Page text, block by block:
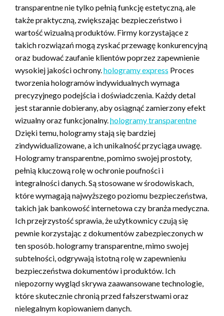
transparentne nie tylko pełnią funkcję estetyczną, ale
także praktyczną, zwiększając bezpieczeństwo i
wartość wizualną produktów. Firmy korzystające z
takich rozwiązań mogą zyskać przewagę konkurencyjną
oraz budować zaufanie klientów poprzez zapewnienie
wysokiej jakości ochrony. hologramy express Proces
tworzenia hologramów indywidualnych wymaga
precyzyjnego podejścia i doświadczenia. Każdy detal
jest starannie dobierany, aby osiągnąć zamierzony efekt
wizualny oraz funkcjonalny. hologramy transparentne
Dzięki temu, hologramy stają się bardziej
zindywidualizowane, a ich unikalność przyciąga uwagę.
Hologramy transparentne, pomimo swojej prostoty,
pełnią kluczową rolę w ochronie poufności i
integralności danych. Są stosowane w środowiskach,
które wymagają najwyższego poziomu bezpieczeństwa,
takich jak bankowość internetowa czy branża medyczna.
Ich przejrzystość sprawia, że użytkownicy czują się
pewnie korzystając z dokumentów zabezpieczonych w
ten sposób. hologramy transparentne, mimo swojej
subtelności, odgrywają istotną rolę w zapewnieniu
bezpieczeństwa dokumentów i produktów. Ich
niepozorny wygląd skrywa zaawansowane technologie,
które skutecznie chronią przed fałszerstwami oraz
nielegalnym kopiowaniem danych.